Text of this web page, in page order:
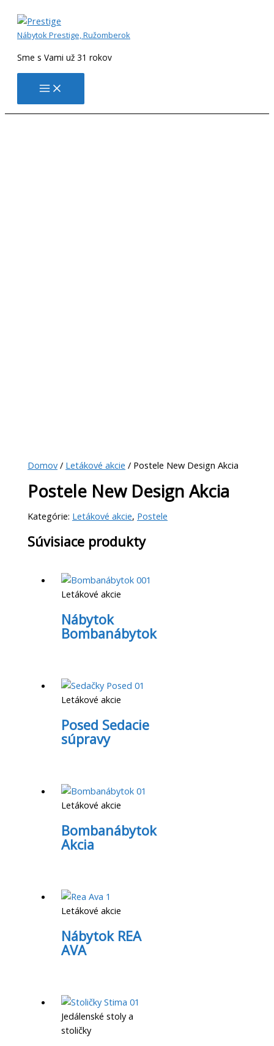
obsah
Nábytok Prestige, Ružomberok
Sme s Vami už 31 rokov
Domov/ Letákové akcie / Postele New Design Akcia
Postele New Design Akcia
Kategórie: Letákové akcie, Postele
Súvisiace produkty
Letákové akcie
Nábytok
Bombanábytok
Letákové akcie
Posed Sedacie
súpravy
Letákové akcie
Bombanábytok
Akcia
Letákové akcie
Nábytok REA
AVA
Jedálenské stoly a
stoličky